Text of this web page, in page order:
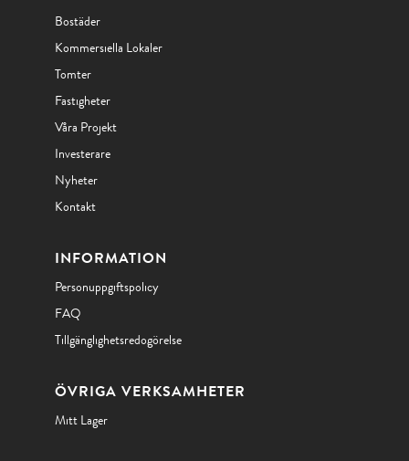
Bostäder
Kommersiella Lokaler
Tomter
Fastigheter
Våra Projekt
Investerare
Nyheter
Kontakt
INFORMATION
Personuppgiftspolicy
FAQ
Tillgänglighetsredogörelse
ÖVRIGA VERKSAMHETER
Mitt Lager